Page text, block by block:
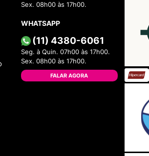
Sex. 08h00 às 17h00.
WHATSAPP
(11) 4380-6061
Seg. à Quin. 07h00 às 17h00.
Sex. 08h00 às 17h00.
FALAR AGORA